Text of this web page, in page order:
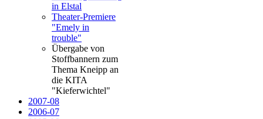
in Elstal
Theater-Premiere
"Emely in
trouble"
Übergabe von
Stoffbannern zum
Thema Kneipp an
die KITA
"Kieferwichtel"
2007-08
2006-07